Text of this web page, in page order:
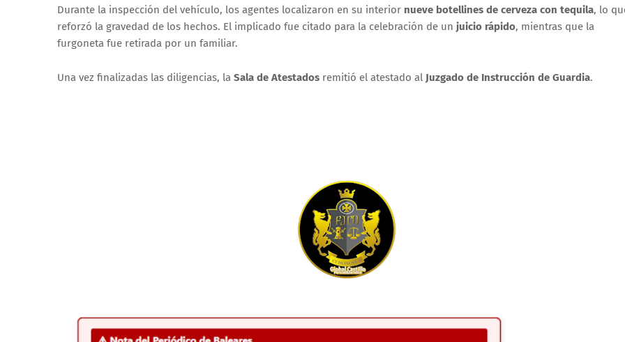
Durante la inspección del vehículo, los agentes localizaron en su interior nueve botellines de cerveza con tequila, lo
reforzó la gravedad de los hechos. El implicado fue citado para la celebración de un juicio rápido, mientras que la
furgoneta fue retirada por un familiar.
Una vez finalizadas las diligencias, la Sala de Atestados remitió el atestado al Juzgado de Instrucción de Guardia.